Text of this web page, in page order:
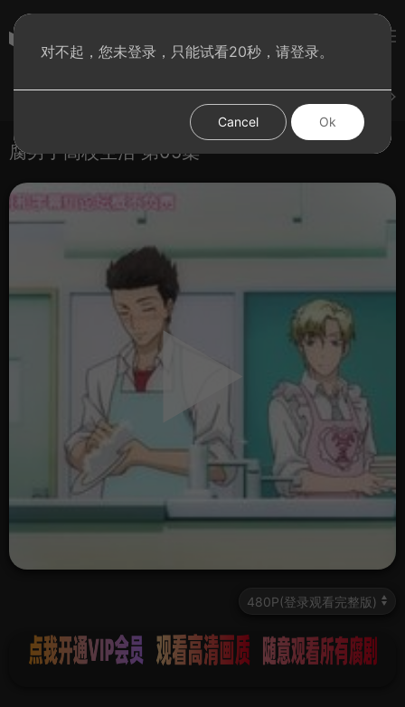
腐男子高校生活 第05集
对不起，您未登录，只能试看20秒，请登录。
Cancel Ok